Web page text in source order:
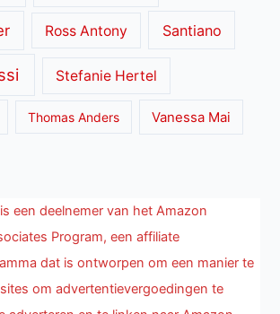
Ross Antony Santiano
Stefanie Hertel
Thomas Anders Vanessa Mai
een deelnemer van het Amazon
Program, een affiliate
dat is ontworpen om een manier te
om advertentievergoedingen te